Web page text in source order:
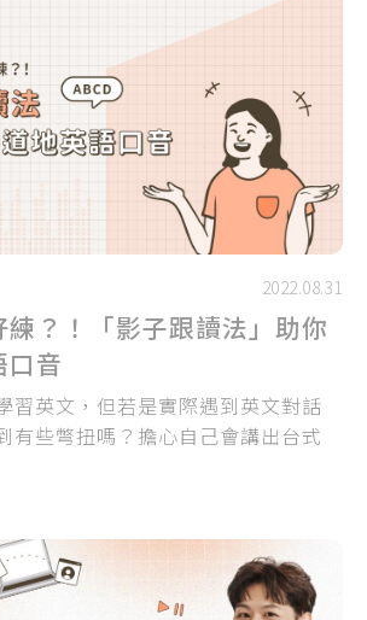
2022.08.31
？！「影子跟讀法」助你
口音
習英文，但若是實際遇到英文對話
有些彆扭嗎？擔心自己會講出台式